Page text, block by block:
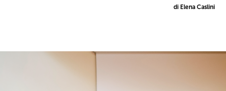
di Elena Caslini